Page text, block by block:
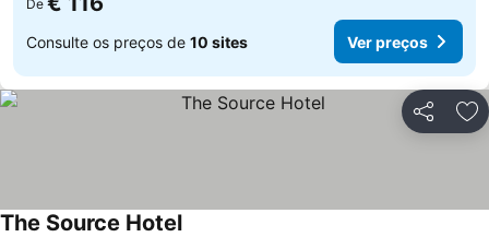
De
Consulte os preços de 10 sites Ver preços
Partilhar
The Source Hotel